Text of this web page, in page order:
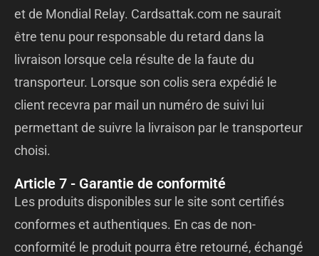
et de Mondial Relay. Cardsattak.com ne saurait
être tenu pour responsable du retard dans la
livraison lorsque cela résulte de la faute du
transporteur. Lorsque son colis sera expédié le
client recevra par mail un numéro de suivi lui
permettant de suivre la livraison par le transporteur
choisi.
Article 7 - Garantie de conformité
Les produits disponibles sur le site sont certifiés
conformes et authentiques. En cas de non-
conformité le produit pourra être retourné, échangé